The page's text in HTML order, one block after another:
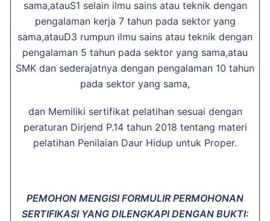
sama,atauS1 selain ilmu sains atau teknik dengan
pengalaman kerja 7 tahun pada sektor yang
sama,atauD3 rumpun ilmu sains atau teknik dengan
pengalaman 5 tahun pada sektor yang sama,atau
SMK dan sederajatnya dengan pengalaman 10 tahun
pada sektor yang sama,
dan Memiliki sertifikat pelatihan sesuai dengan
peraturan Dirjend P.14 tahun 2018 tentang materi
pelatihan Penilaian Daur Hidup untuk Proper.
PEMOHON MENGISI FORMULIR PERMOHONAN
SERTIFIKASI YANG DILENGKAPI DENGAN BUKTI: